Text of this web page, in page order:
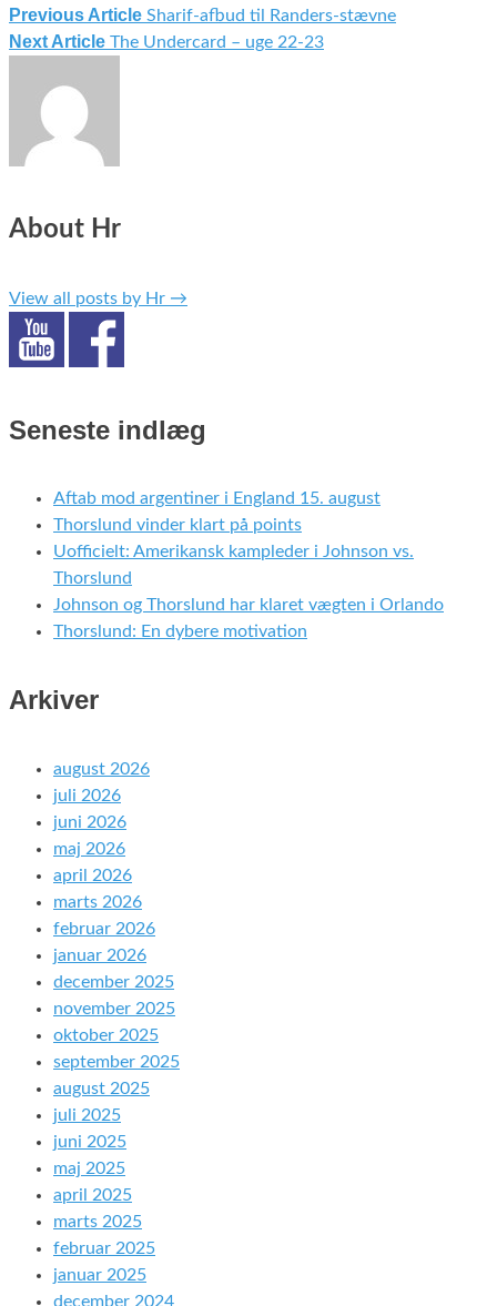
Indlægsnavigation
Previous Article Sharif-afbud til Randers-stævne
Next Article The Undercard – uge 22-23
About Hr
View all posts by Hr →
Seneste indlæg
Aftab mod argentiner i England 15. august
Thorslund vinder klart på points
Uofficielt: Amerikansk kampleder i Johnson vs.
Thorslund
Johnson og Thorslund har klaret vægten i Orlando
Thorslund: En dybere motivation
Arkiver
august 2026
juli 2026
juni 2026
maj 2026
april 2026
marts 2026
februar 2026
januar 2026
december 2025
november 2025
oktober 2025
september 2025
august 2025
juli 2025
juni 2025
maj 2025
april 2025
marts 2025
februar 2025
januar 2025
december 2024